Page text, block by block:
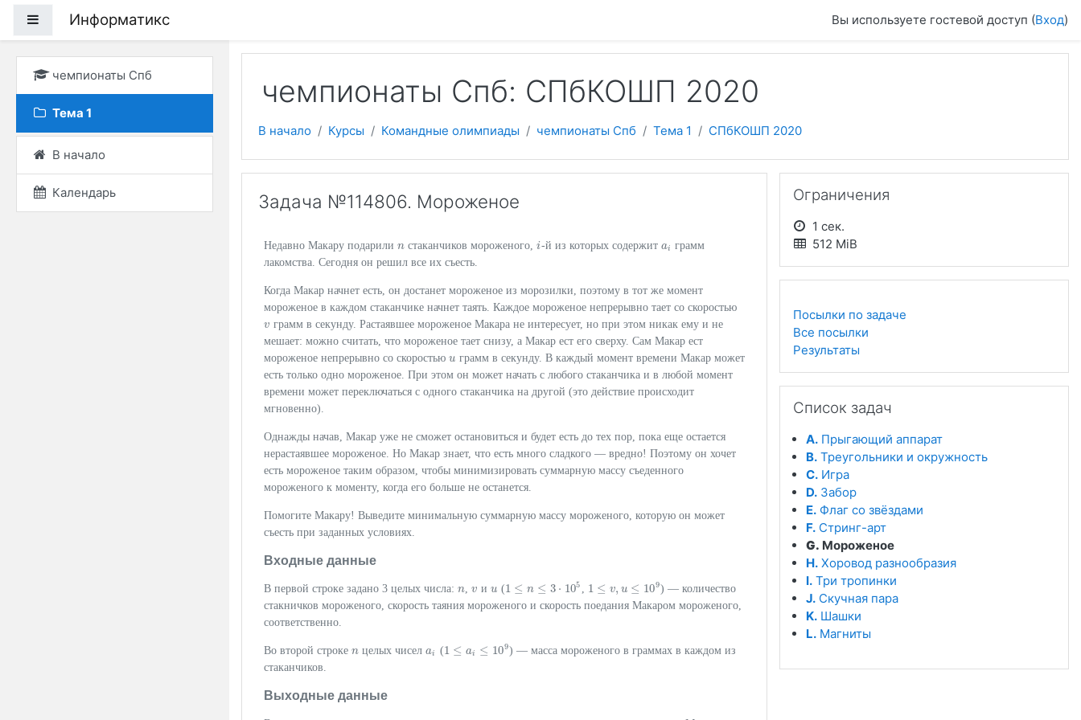
Боковая панель
Информатикс Вы используете гостевой доступ (Вход)
чемпионаты Спб
Тема 1
В начало
Календарь
чемпионаты Спб: СПбКОШП 2020
В начало Курсы Командные олимпиады чемпионаты Спб Тема 1 СПбКОШП 2020
Задача №114806. Мороженое
Недавно Макару подарили n
n стаканчиков мороженого,i
i-й из которых содержитai
ai грамм
лакомства. Сегодня он решил все их съесть.
Когда Макар начнет есть, он достанет мороженое из морозилки, поэтому в тот же момент
мороженое в каждом стаканчике начнет таять. Каждое мороженое непрерывно тает со скоростью
v
v грамм в секунду. Растаявшее мороженое Макара не интересует, но при этом никак ему и не
мешает: можно считать, что мороженое тает снизу, а Макар ест его сверху. Сам Макар ест
мороженое непрерывно со скоростью u
u грамм в секунду. В каждый момент времени Макар может
есть только одно мороженое. При этом он может начать с любого стаканчика и в любой момент
времени может переключаться с одного стаканчика на другой (это действие происходит
мгновенно).
Однажды начав, Макар уже не сможет остановиться и будет есть до тех пор, пока еще остается
нерастаявшее мороженое. Но Макар знает, что есть много сладкого — вредно! Поэтому он хочет
есть мороженое таким образом, чтобы минимизировать суммарную массу съеденного
мороженого к моменту, когда его больше не останется.
Помогите Макару! Выведите минимальную суммарную массу мороженого, которую он может
съесть при заданных условиях.
Входные данные
В первой строке задано 3 целых числа: n
n ,v
v иu
u (1 ≤ n ≤ 3 ⋅ 105
1≤n ≤3 10 5 , 1 ≤ v, u ≤ 109
1≤v, u≤ 10 9
) — количество
стакничков мороженого, скорость таяния мороженого и скорость поедания Макаром мороженого,
соответственно.
Во второй строке n
n целых чиселai
ai (1 ≤ ai ≤ 109
1≤ai ≤109
) — масса мороженого в граммах в каждом из
стаканчиков.
Выходные данные
Ограничения
1 сек.
512 MiB
Посылки по задаче
Все посылки
Результаты
Список задач
A. Прыгающий аппарат
B. Треугольники и окружность
C. Игра
D. Забор
E. Флаг со звёздами
F. Стринг-арт
G. Мороженое
H. Хоровод разнообразия
I. Три тропинки
J. Скучная пара
K. Шашки
L. Магниты